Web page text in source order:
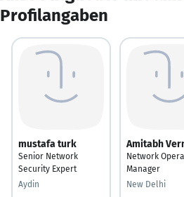
Profilangaben
mustafa turk
Senior Network
Security Expert
Aydin
Amitabh
Network
Manager
New Delhi